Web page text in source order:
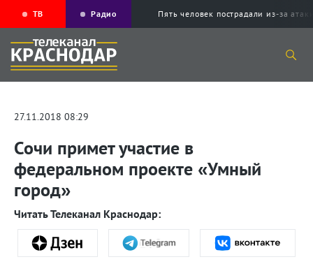
ТВ Радио Пять человек пострадали из-за
27.11.2018 08:29
Сочи примет участие в
федеральном проекте «Умный
город»
Читать Телеканал Краснодар: